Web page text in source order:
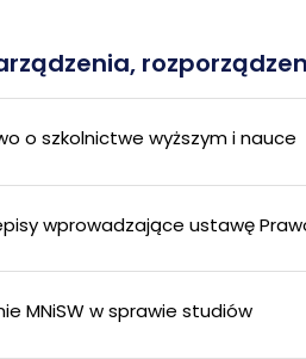
o szkolnictwe wyższym i nauce
wprowadzające ustawę
MNiSW w sprawie studiów